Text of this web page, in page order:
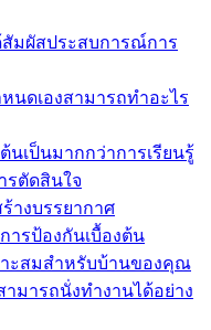
มผัสประสบการณ์การ
นดเองสามารถทำอะไร
เป็นมากกว่าการเรียนรู้
รตัดสินใจ
างบรรยากาศ
ารป้องกันเบื้องต้น
าะสมสำหรับบ้านของคุณ
มารถนั่งทำงานได้อย่าง